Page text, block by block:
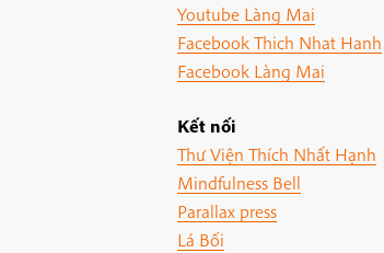
Youtube Làng Mai
Facebook Thich Nhat Hanh
Facebook Làng Mai
Kết nối
Thư Viện Thích Nhất Hạnh
Mindfulness Bell
Parallax press
Lá Bối